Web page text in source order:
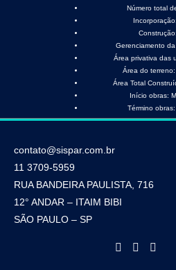
Número total
Incorporação:
Construção:
Gerenciamento
Área privativa das
Área do terreno:
Área Total
Início obras:
Término obras:
contato@sispar.com.br
11 3709-5959
RUA BANDEIRA PAULISTA, 716
12° ANDAR – ITAIM BIBI
SÃO PAULO – SP